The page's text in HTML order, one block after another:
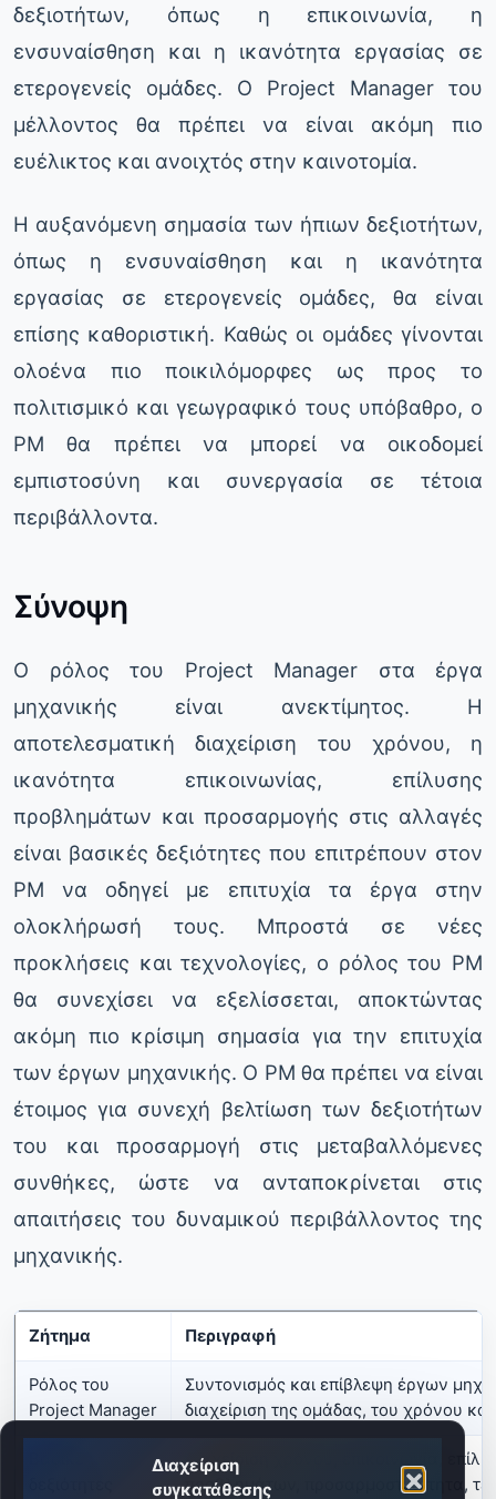
Διαχείριση
συγκατάθεσης
δεξιοτήτων, όπως η επικοινωνία, η
ενσυναίσθηση και η ικανότητα εργασίας σε
ετερογενείς ομάδες. Ο Project Manager του
μέλλοντος θα πρέπει να είναι ακόμη πιο
ευέλικτος και ανοιχτός στην καινοτομία.
Η αυξανόμενη σημασία των ήπιων δεξιοτήτων,
όπως η ενσυναίσθηση και η ικανότητα
εργασίας σε ετερογενείς ομάδες, θα είναι
επίσης καθοριστική. Καθώς οι ομάδες γίνονται
ολοένα πιο ποικιλόμορφες ως προς το
πολιτισμικό και γεωγραφικό τους υπόβαθρο, ο
PM θα πρέπει να μπορεί να οικοδομεί
εμπιστοσύνη και συνεργασία σε τέτοια
περιβάλλοντα.
Σύνοψη
Ο ρόλος του Project Manager στα έργα
μηχανικής είναι ανεκτίμητος. Η
αποτελεσματική διαχείριση του χρόνου, η
ικανότητα επικοινωνίας, επίλυσης
προβλημάτων και προσαρμογής στις αλλαγές
είναι βασικές δεξιότητες που επιτρέπουν στον
PM να οδηγεί με επιτυχία τα έργα στην
ολοκλήρωσή τους. Μπροστά σε νέες
προκλήσεις και τεχνολογίες, ο ρόλος του PM
θα συνεχίσει να εξελίσσεται, αποκτώντας
ακόμη πιο κρίσιμη σημασία για την επιτυχία
των έργων μηχανικής. Ο PM θα πρέπει να είναι
έτοιμος για συνεχή βελτίωση των δεξιοτήτων
του και προσαρμογή στις μεταβαλλόμενες
συνθήκες, ώστε να ανταποκρίνεται στις
απαιτήσεις του δυναμικού περιβάλλοντος της
μηχανικής.
Ζήτημα Περιγραφή
Ρόλος του
Project Manager
Συντονισμός και επίβλεψη έργων
διαχείριση της ομάδας, του χρόνου
Διαχείριση χρόνου, επικοινωνία,
προβλημάτων, προσαρμοστικότητα,